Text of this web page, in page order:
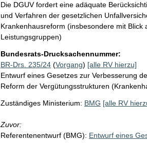
Die DGUV fordert eine adäquate
und Verfahren der gesetzlichen
Krankenhausreform (insbesondere mit
Leistungsgruppen)
Bundesrats-Drucksachennummer:
BR-Drs. 235/24(Vorgang) [alle RV hierzu]
Entwurf eines Gesetzes zur Verbesserung
Reform der Vergütungsstrukturen
Zuständiges Ministerium: BMG [alle RV
Zuvor:
Referentenentwurf (BMG): Entwurf eines